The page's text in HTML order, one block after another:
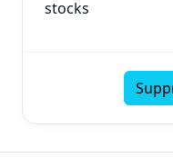
stocks